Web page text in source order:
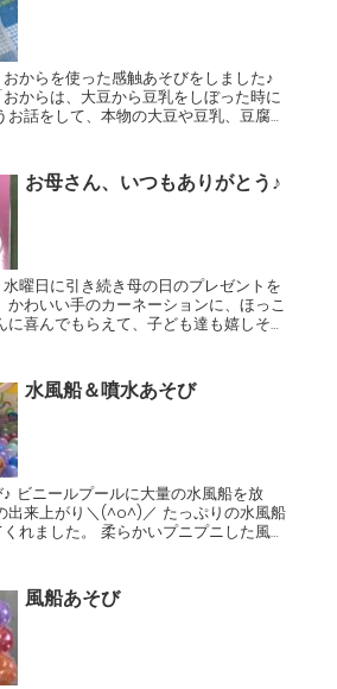
からを使った感触あそびをしました♪
からは、大豆から豆乳をしぼった時に
お母さん、いつもありがとう♪
曜日に引き続き母の日のプレゼントを
水風船＆噴水あそび
放
いプニプニした風船
風船あそび